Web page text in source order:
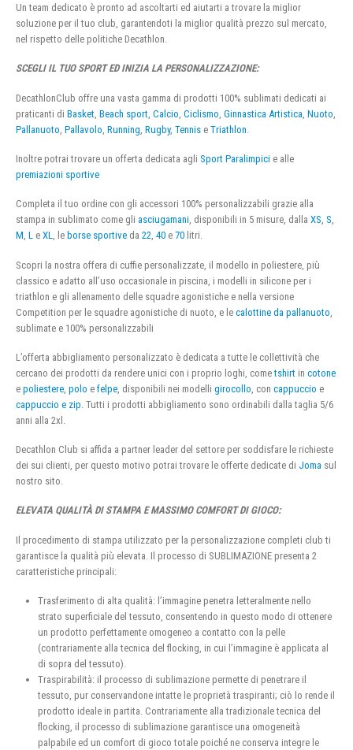
Un team dedicato è pronto ad ascoltarti ed aiutarti a trovare la miglior
soluzione per il tuo club, garantendoti la miglior qualità prezzo sul mercato,
nel rispetto delle politiche Decathlon.
SCEGLI IL TUO SPORT ED INIZIA LA PERSONALIZZAZIONE:
DecathlonClub offre una vasta gamma di prodotti 100% sublimati dedicati ai
praticanti di Basket Beach sport Calcio Ciclismo Ginnastica Artistica Nuoto
Pallanuoto Pallavolo Running Rugby, Tennis e Triathlon
Inoltre potrai trovare un offerta dedicata agli Sport Paralimpici e alle
premiazioni sportive
Completa il tuo ordine con gli accessori 100% personalizzabili grazie alla
stampa in sublimato come gli asciugamani, disponibili in 5 misure, dalla XS, S,
M, L e XL, le borse sportive da 22, 40 e 70 litri.
Scopri la nostra offera di cuffie personalizzate, il modello in poliestere, più
classico e adatto all’uso occasionale in piscina, i modelli in silicone per i
triathlon e gli allenamento delle squadre agonistiche e nella versione
Competition per le squadre agonistiche di nuoto, e le calottine da pallanuoto
sublimate e 100% personalizzabili
L’offerta abbigliamento personalizzato è dedicata a tutte le collettività che
cercano dei prodotti da rendere unici con i proprio loghi, cometshirt in cotone
e poliestere polo e felpe , disponibili nei modelli girocollo , con cappuccio e
cappuccio e zip . Tutti i prodotti abbigliamento sono ordinabili dalla taglia 5/6
anni alla 2xl.
Decathlon Club si affida a partner leader del settore per soddisfare le richieste
dei sui clienti, per questo motivo potrai trovare le offerte dedicate di Joma sul
nostro sito.
ELEVATA QUALITÀ DI STAMPA E MASSIMO COMFORT DI GIOCO:
Il procedimento di stampa utilizzato per la personalizzazione completi club ti
garantisce la qualità più elevata. Il processo di SUBLIMAZIONE presenta 2
caratteristiche principali:
Trasferimento di alta qualità: l’immagine penetra letteralmente nello
strato superficiale del tessuto, consentendo in questo modo di ottenere
un prodotto perfettamente omogeneo a contatto con la pelle
(contrariamente alla tecnica del flocking, in cui l’immagine è applicata al
di sopra del tessuto).
Traspirabilità: il processo di sublimazione permette di penetrare il
tessuto, pur conservandone intatte le proprietà traspiranti; ciò lo rende il
prodotto ideale in partita. Contrariamente alla tradizionale tecnica del
flocking, il processo di sublimazione garantisce una omogeneità
palpabile ed un comfort di gioco totale poiché ne conserva integre le